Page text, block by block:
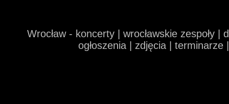
Wrocław - koncerty | wrocławskie zespoły
ogłoszenia | zdjęcia |